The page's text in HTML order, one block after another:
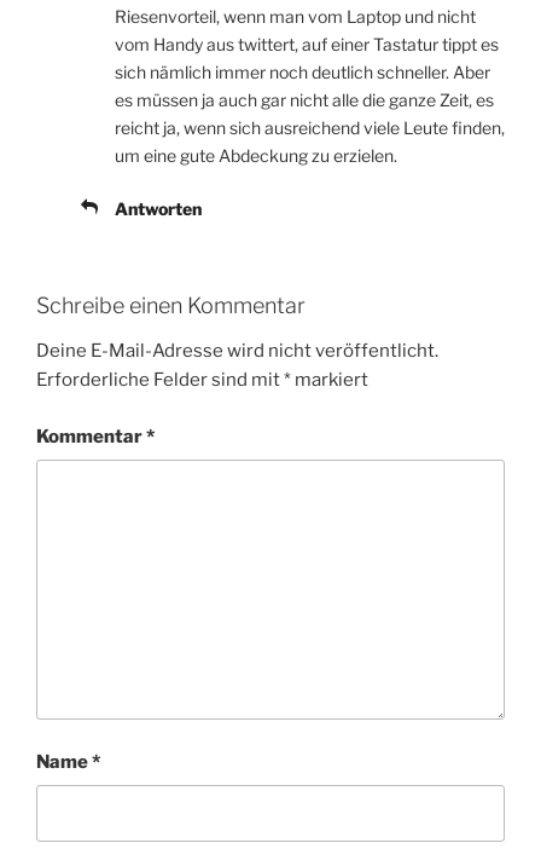
Riesenvorteil, wenn man vom Laptop und nicht
vom Handy aus twittert, auf einer Tastatur tippt es
sich nämlich immer noch deutlich schneller. Aber
es müssen ja auch gar nicht alle die ganze Zeit, es
reicht ja, wenn sich ausreichend viele Leute finden,
um eine gute Abdeckung zu erzielen.
Antworten
Schreibe einen Kommentar
Deine E-Mail-Adresse wird nicht veröffentlicht.
Erforderliche Felder sind mit* markiert
Kommentar*
Name*